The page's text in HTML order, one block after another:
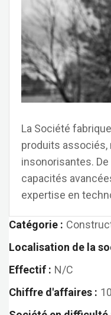
La Société
produits
insonorisantes.
capacités
expertise en
Catégorie :
Localisation de la
Effectif : N/C
Chiffre d'affaires :